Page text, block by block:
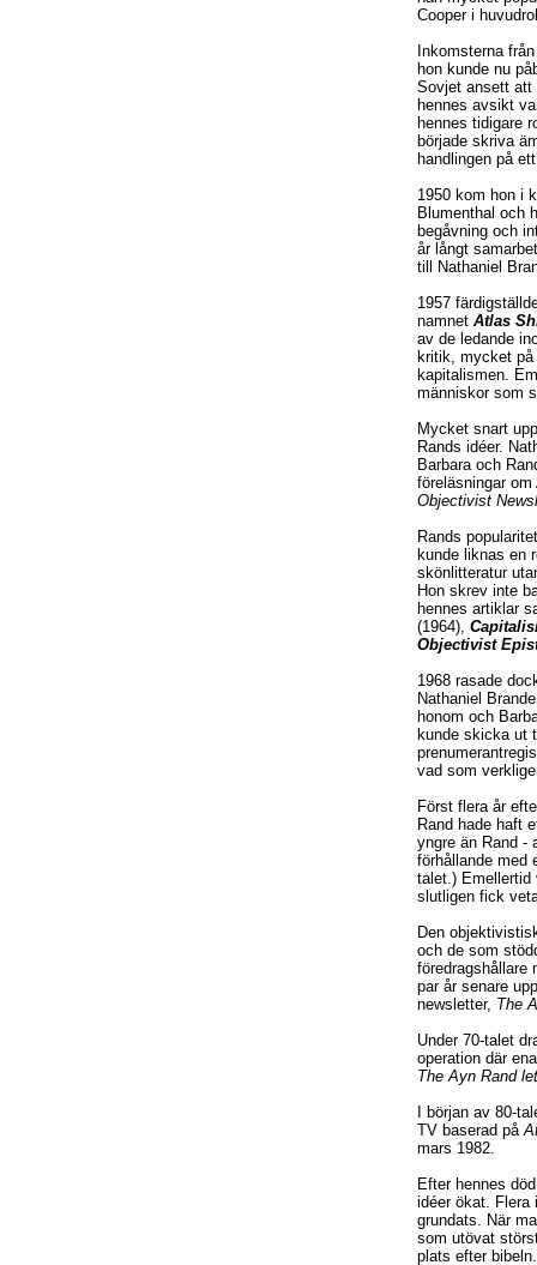
Cooper i
Inkomsterna
hon kunde nu
Sovjet ansett att
hennes avsikt
hennes tidigare
började skriva
handlingen på
1950 kom hon i
Blumenthal och
begåvning och
år långt
till Nathaniel
1957
namnet Atlas
av de ledande
kritik, mycket
kapitalismen.
människor som
Mycket snart
Rands idéer.
Barbara och
föreläsningar
Objectivist
Rands
kunde liknas en
skönlitteratur
Hon skrev inte
hennes artiklar
(1964),
Objectivist
1968 rasade
Nathaniel
honom och
kunde skicka ut
vad som
Först flera år
Rand hade haft
yngre än Rand -
förhållande med
talet.) Emellertid
slutligen fick
Den
och de som
föredragshållare
par år senare
newsletter, The
Under 70-talet
operation där
The Ayn Rand
I början av 80-
TV baserad på
mars 1982.
Efter hennes
idéer ökat. Flera
grundats. När
som utövat
plats efter bibeln.